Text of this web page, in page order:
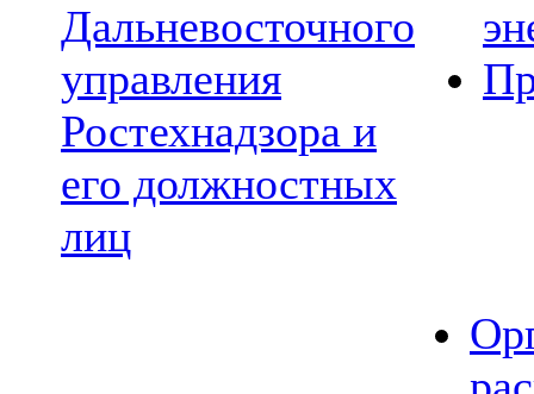
Дальневосточного
управления
Ростехнадзора и
его должностных
лиц